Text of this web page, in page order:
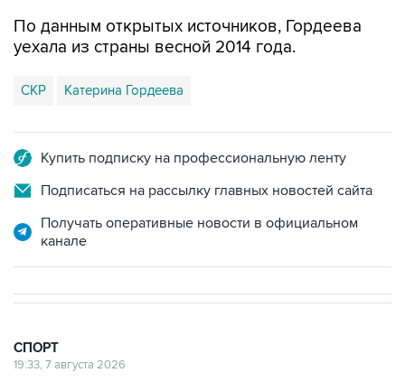
По данным открытых источников, Гордеева
уехала из страны весной 2014 года.
СКР Катерина Гордеева
Купить подписку на профессиональную ленту
Подписаться на рассылку главных новостей сайта
Получать оперативные новости в официальном
канале
СПОРТ
19:33, 7 августа 2026